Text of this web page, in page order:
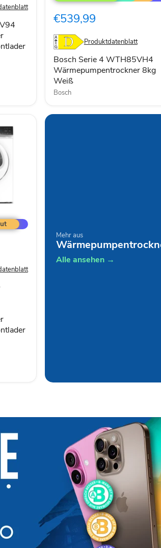
Wärmepumpentrockner
Weiß
€539,99
Produktdatenblatt
Bosch Serie 4 WTH85VH4
Wärmepumpentrockner 8kg
Weiß
Bosch
Mehr aus
Alle ansehen →